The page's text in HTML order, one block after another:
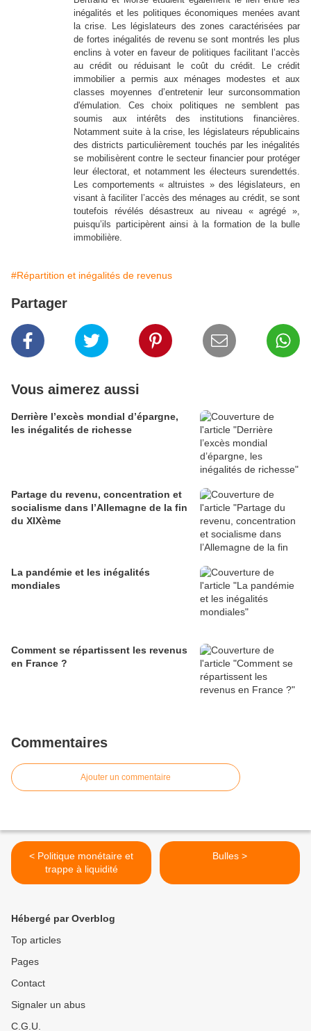
inégalités et les politiques économiques menées avant
la crise. Les législateurs des zones caractérisées par
de fortes inégalités de revenu se sont montrés les plus
enclins à voter en faveur de politiques facilitant l’accès
au crédit ou réduisant le coût du crédit. Le crédit
immobilier a permis aux ménages modestes et aux
classes moyennes d’entretenir leur surconsommation
d'émulation. Ces choix politiques ne semblent pas
soumis aux intérêts des institutions financières.
Notamment suite à la crise, les législateurs républicains
des districts particulièrement touchés par les inégalités
se mobilisèrent contre le secteur financier pour protéger
leur électorat, et notamment les électeurs surendettés.
Les comportements « altruistes » des législateurs, en
visant à faciliter l’accès des ménages au crédit, se sont
toutefois révélés désastreux au niveau « agrégé »,
puisqu’ils participèrent ainsi à la formation de la bulle
immobilière.
#Répartition et inégalités de revenus
Partager
Vous aimerez aussi
Derrière l’excès mondial d’épargne,
les inégalités de richesse
Partage du revenu, concentration et
socialisme dans l’Allemagne de la fin
du XIXème
La pandémie et les inégalités
mondiales
Comment se répartissent les revenus
en France ?
Commentaires
Ajouter un commentaire
< Politique monétaire et
trappe à liquidité
Bulles >
Hébergé par Overblog
Top articles
Pages
Contact
Signaler un abus
C.G.U.